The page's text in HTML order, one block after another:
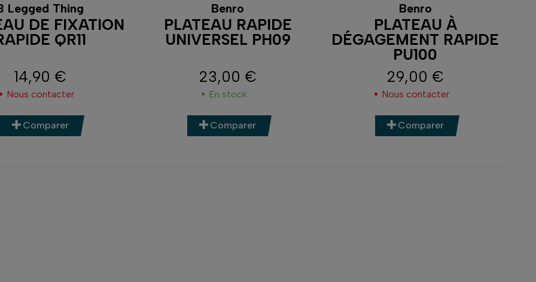
Legged Thing
DE FIXATION
QR11
Prix
14,90 €
Nous contacter
Comparer
Benro
PLATEAU RAPIDE
UNIVERSEL PH09
Prix
23,00 €
En stock
Comparer
Benro
PLATEAU À
DÉGAGEMENT RAPIDE
PU100
Prix
29,00 €
Nous contacter
Comparer